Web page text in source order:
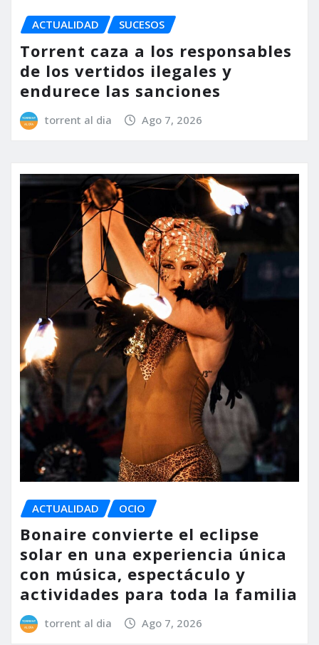
ACTUALIDAD SUCESOS
Torrent caza a los responsables
de los vertidos ilegales y
endurece las sanciones
torrent al dia Ago 7, 2026
ACTUALIDAD OCIO
Bonaire convierte el eclipse
solar en una experiencia única
con música, espectáculo y
actividades para toda la familia
torrent al dia Ago 7, 2026